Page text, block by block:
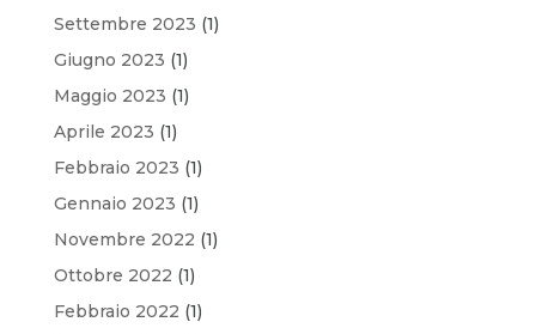
Settembre 2023 (1)
Giugno 2023 (1)
Maggio 2023 (1)
Aprile 2023 (1)
Febbraio 2023 (1)
Gennaio 2023 (1)
Novembre 2022 (1)
Ottobre 2022 (1)
Febbraio 2022 (1)